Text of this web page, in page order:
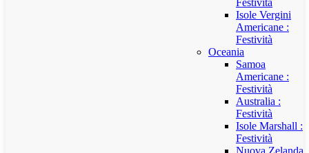
Festività
Isole Vergini
Americane :
Festività
Oceania
Samoa
Americane :
Festività
Australia :
Festività
Isole Marshall :
Festività
Nuova Zelanda